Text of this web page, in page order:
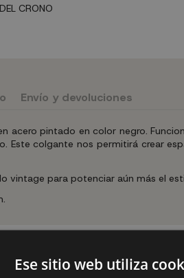
Envío y devoluciones
acero pintado en color negro.
Este colgante nos permitirá crear
vintage para potenciar aún más el
Ese sitio web utiliza